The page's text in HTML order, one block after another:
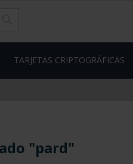
TARJETAS CRIPTOGRÁFICAS
"pard"